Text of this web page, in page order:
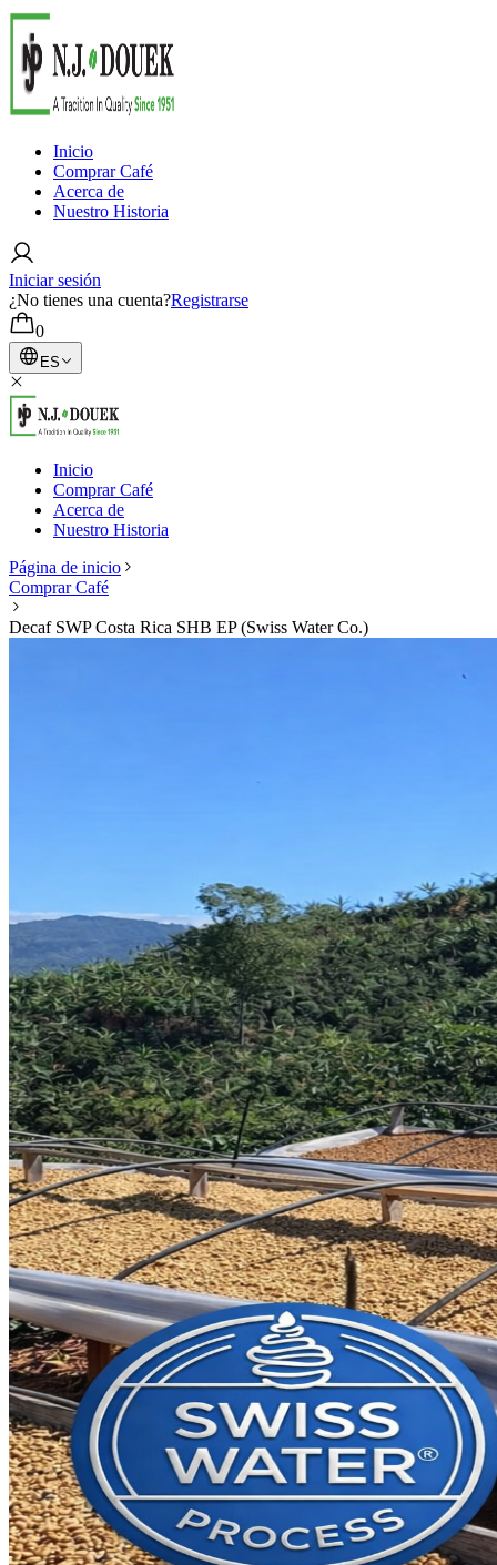
Inicio
Comprar Café
Acerca de
Nuestro Historia
Iniciar sesión
¿No tienes una cuenta?Registrarse
0
ES
Inicio
Comprar Café
Acerca de
Nuestro Historia
Página de inicio
Comprar Café
Decaf SWP Costa Rica SHB EP (Swiss Water Co.)